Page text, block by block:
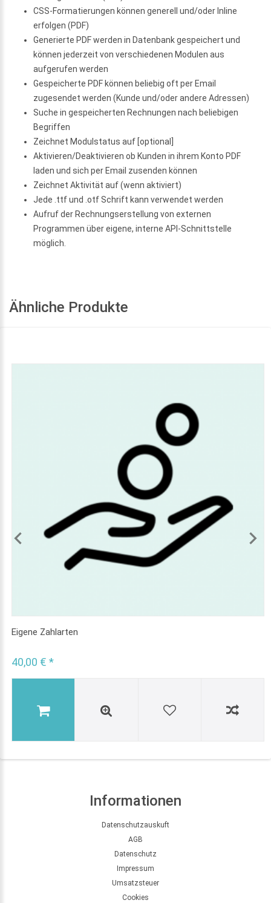
CSS-Formatierungen können generell und/oder Inline
erfolgen (PDF)
Generierte PDF werden in Datenbank gespeichert und
können jederzeit von verschiedenen Modulen aus
aufgerufen werden
Gespeicherte PDF können beliebig oft per Email
zugesendet werden (Kunde und/oder andere Adressen)
Suche in gespeicherten Rechnungen nach beliebigen
Begriffen
Zeichnet Modulstatus auf [optional]
Aktivieren/Deaktivieren ob Kunden in ihrem Konto PDF
laden und sich per Email zusenden können
Zeichnet Aktivität auf (wenn aktiviert)
Jede .ttf und .otf Schrift kann verwendet werden
Aufruf der Rechnungserstellung von externen
Programmen über eigene, interne API-Schnittstelle
möglich.
Ähnliche Produkte
Eigene Zahlarten
40,00 € *
Informationen
Datenschutzauskuft
AGB
Datenschutz
Impressum
Umsatzsteuer
Cookies